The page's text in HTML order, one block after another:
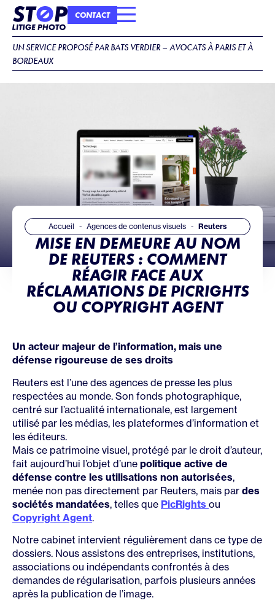
CONTACT
UN SERVICE PROPOSÉ PAR BATS VERDIER – AVOCATS À PARIS ET À
BORDEAUX
Accueil Agences de contenus visuels Reuters
MISE EN DEMEURE AU NOM
DE REUTERS : COMMENT
RÉAGIR FACE AUX
RÉCLAMATIONS DE PICRIGHTS
OU COPYRIGHT AGENT
Un acteur majeur de l’information, mais une
défense rigoureuse de ses droits
Reuters est l’une des agences de presse les plus
respectées au monde. Son fonds photographique,
centré sur l’actualité internationale, est largement
utilisé par les médias, les plateformes d’information et
les éditeurs.
Mais ce patrimoine visuel, protégé par le droit d’auteur,
fait aujourd’hui l’objet d’une politique active de
défense contre les utilisations non autorisées,
menée non pas directement par Reuters, mais par des
sociétés mandatées, telles que PicRights ou
Copyright Agent.
Notre cabinet intervient régulièrement dans ce type de
dossiers. Nous assistons des entreprises, institutions,
associations ou indépendants confrontés à des
demandes de régularisation, parfois plusieurs années
après la publication de l’image.